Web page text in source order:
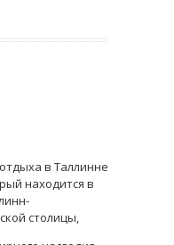
в Таллинне
находится в
столицы,